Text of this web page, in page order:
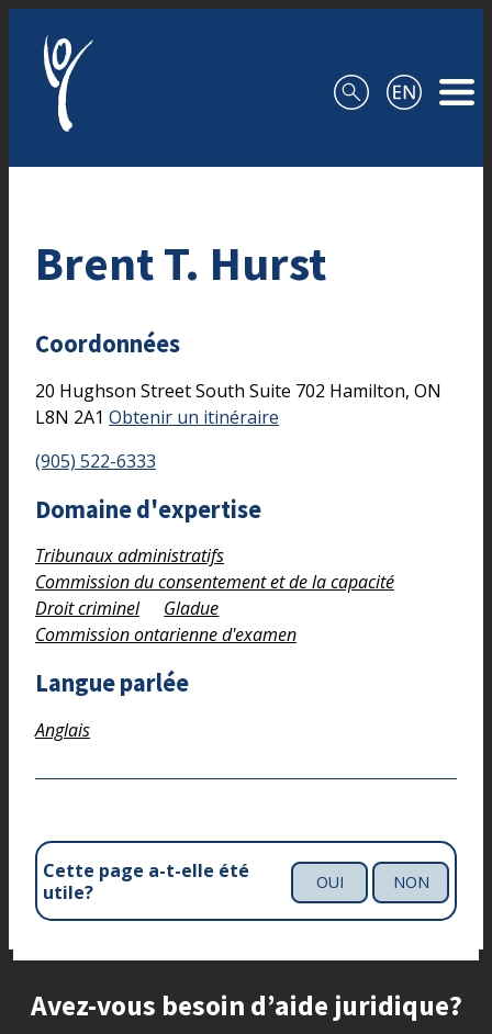
Brent T. Hurst
Coordonnées
20 Hughson Street South Suite 702 Hamilton, ON
L8N 2A1 Obtenir un itinéraire
(905) 522-6333
Domaine d'expertise
Tribunaux administratifs
Commission du consentement et de la capacité
Droit criminel
Gladue
Commission ontarienne d'examen
Langue parlée
Anglais
Cette page a-t-elle été
utile?
OUI NON
Site footer
Avez-vous besoin d’aide juridique?